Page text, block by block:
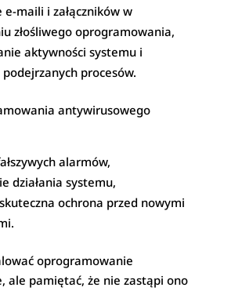
e-maili i załączników w
złośliwego oprogramowania,
aktywności systemu i
procesów.
antywirusowego
alarmów,
działania systemu,
ochrona przed nowymi
oprogramowanie
ale pamiętać, że nie zastąpi ono